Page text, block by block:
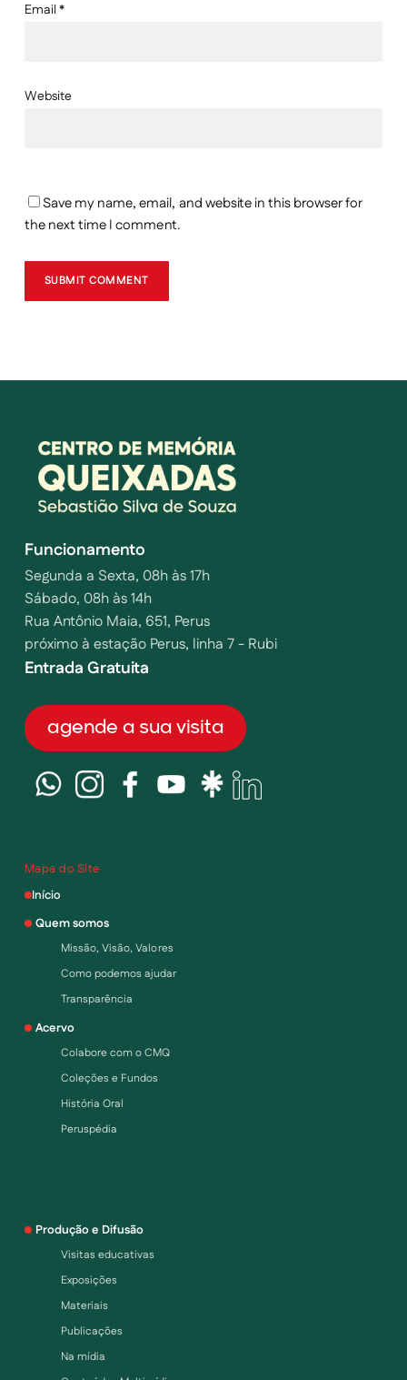
Email *
Website
Save my name, email, and website in this browser for
the next time I comment.
Funcionamento
Segunda a Sexta, 08h às 17h
Sábado, 08h às 14h
Rua Antônio Maia, 651, Perus
próximo à estação Perus, linha 7 - Rubi
Entrada Gratuita
agende a sua visita
Mapa do Site
Início
Quem somos
Missão, Visão, Valores
Como podemos ajudar
Transparência
Acervo
Colabore com o CMQ
Coleções e Fundos
História Oral
Peruspédia
Produção e Difusão
Visitas educativas
Exposições
Materiais
Publicações
Na mídia